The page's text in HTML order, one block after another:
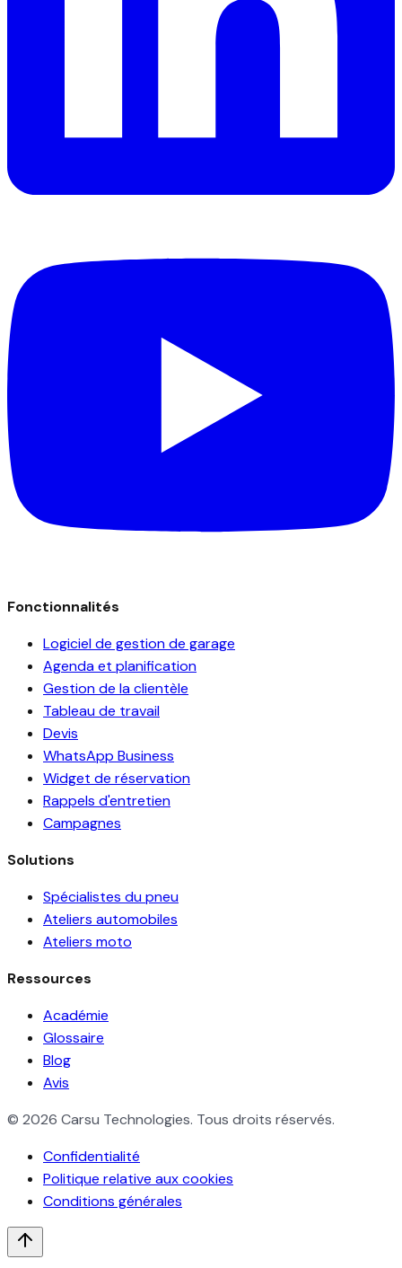
Fonctionnalités
Logiciel de gestion de garage
Agenda et planification
Gestion de la clientèle
Tableau de travail
Devis
WhatsApp Business
Widget de réservation
Rappels d'entretien
Campagnes
Solutions
Spécialistes du pneu
Ateliers automobiles
Ateliers moto
Ressources
Académie
Glossaire
Blog
Avis
© 2026 Carsu Technologies. Tous droits réservés.
Confidentialité
Politique relative aux cookies
Conditions générales